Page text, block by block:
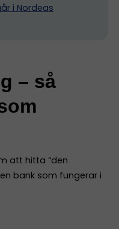
i Nordeas
– så
att hitta “den
bank som fungerar i